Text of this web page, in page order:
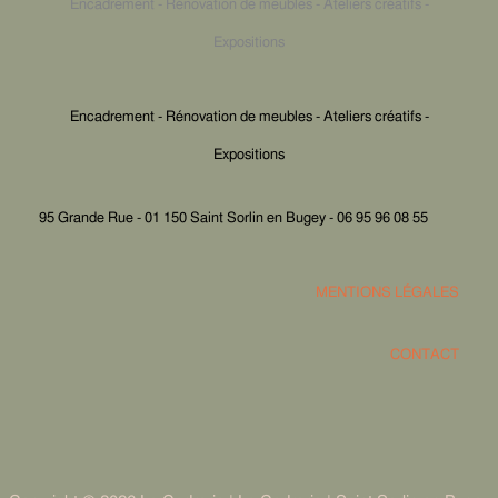
Encadrement - Rénovation de meubles - Ateliers créatifs -
Expositions
Encadrement - Rénovation de meubles - Ateliers créatifs -
Expositions
95 Grande Rue - 01 150 Saint Sorlin en Bugey - 06 95 96 08 55
MENTIONS LÉGALES
CONTACT